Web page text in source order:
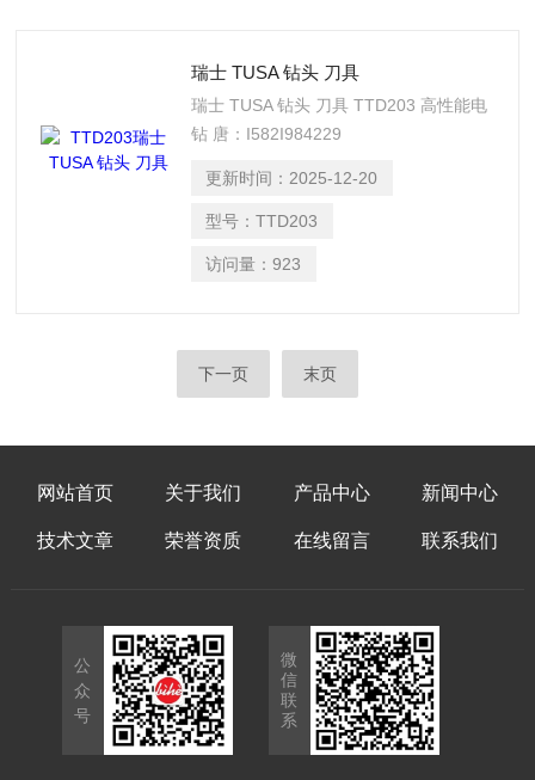
瑞士 TUSA 钻头 刀具
瑞士 TUSA 钻头 刀具 TTD203 高性能电
钻 唐：I582I984229
更新时间： 2025-12-20
型号：TTD203
访问量：923
下一页 末页
网站首页 关于我们 产品中心 新闻中心
技术文章 荣誉资质 在线留言 联系我们
公
众
号
微
信
联
系